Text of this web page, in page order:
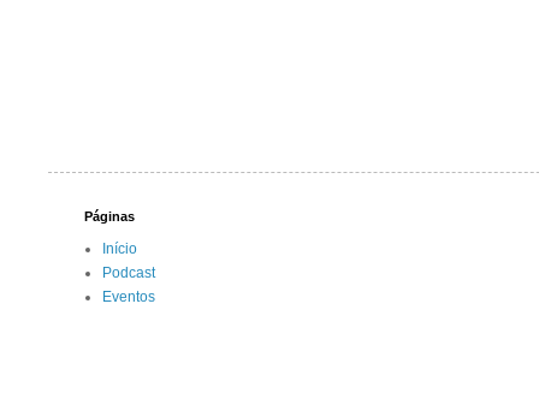
Páginas
Início
Podcast
Eventos